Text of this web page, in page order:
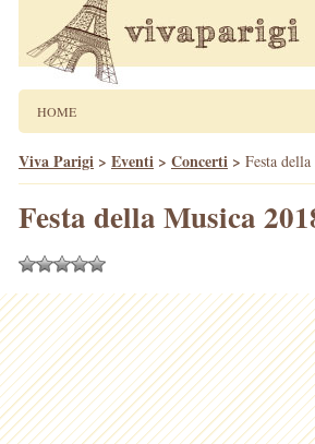
HOME
Viva Parigi > Eventi > Concerti > Festa
Festa della Musica